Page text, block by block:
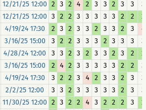
12/21/25 12:00 2 3 2 4 2 3 3 2 3 3
3
12/21/25 12:00 3 2 2 3 3 3 3 3 2 2
2
4/19/24 17:30 2 3 2 3 3 2 3 3 2 3
4
3/16/25 15:00 3 2 2 3 3 3 2 3 3 3
3
4/28/24 12:00 3 3 2 3 2 3 3 2 3 2
2
3/16/25 15:00 2 4 2 3 3 3 3 3 2 2
3
4/19/24 17:30 3 2 2 3 4 2 3 3 2 3
3
2/2/25 12:00 3 3 2 3 3 3 3 3 2 3
3
11/30/25 12:00 2 3 2 2 4 3 2 2 2 3
2